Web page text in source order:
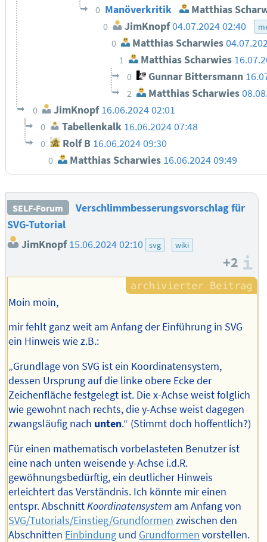
0 Manöverkritik Matthias
0 JimKnopf04.07.2024 02:40
0 Matthias Scharwies
1 Matthias Scharwies
0 Gunnar Bittersmann
2 Matthias Scharwies
0 JimKnopf 16.06.2024 02:01
0 Tabellenkalk 16.06.2024 07:48
0 Rolf B 16.06.2024 09:30
0 Matthias Scharwies 16.06.2024 09:49
SELF-Forum
Verschlimmbesserungsvorschlag für
SVG-Tutorial
JimKnopf 15.06.2024 02:10 svg wiki
+2
Moin moin,
mir fehlt ganz weit am Anfang der Einführung in SVG
ein Hinweis wie z.B.:
„Grundlage von SVG ist ein Koordinatensystem,
dessen Ursprung auf die linke obere Ecke der
Zeichenfläche festgelegt ist. Die x-Achse weist folglich
wie gewohnt nach rechts, die y-Achse weist dagegen
zwangsläufig nach unten.“ (Stimmt doch hoffentlich?)
Für einen mathematisch vorbelasteten Benutzer ist
eine nach unten weisende y-Achse i.d.R.
gewöhnungsbedürftig, ein deutlicher Hinweis
erleichtert das Verständnis. Ich könnte mir einen
entspr. AbschnittKoordinatensystem am Anfang von
SVG/Tutorials/Einstieg/Grundformen zwischen den
Abschnitten Einbindung und Grundformen vorstellen.